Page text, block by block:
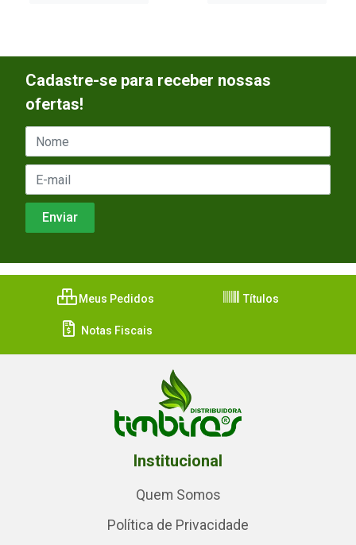
Cadastre-se para receber nossas
ofertas!
Meus Pedidos Títulos
Notas Fiscais
Institucional
Quem Somos
Política de Privacidade